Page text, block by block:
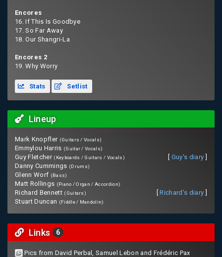
Encores
16. If This Is Goodbye
17. So Far Away
18. Our Shangri-La
Encores 2
19. Why Worry
Stats Setlist
Lineup
Mark Knopfler (Guitars / Vocals)
Emmylou Harris (Guitar / Vocals)
Guy Fletcher (Keyboards / Guitars / Vocals) Guy's diary
Danny Cummings (Drums)
Glenn Worf (Bass)
Matt Rollings (Piano / Organ / Accordion)
Richard Bennett (Guitars) [Richard's diary
Stuart Duncan (Fiddle / Mandolin)
Links 6
Pics from David Perbal, Samuel Lebon and Frédéric Pax